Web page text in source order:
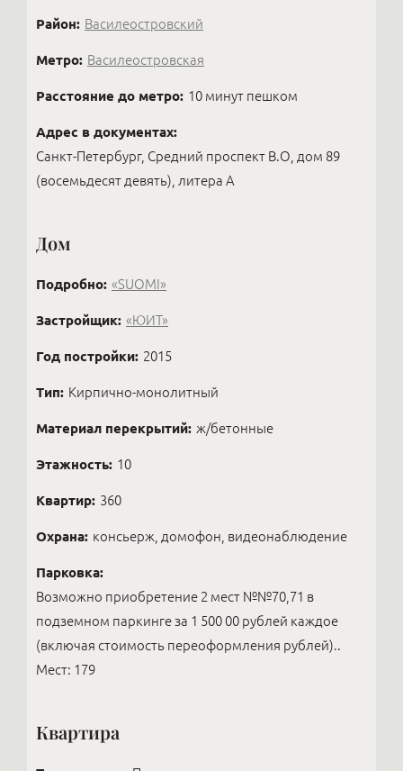
Район: Василеостровский
Метро: Василеостровская
Расстояние до метро: 10 минут пешком
Адрес в документах:
Санкт-Петербург, Средний проспект В.О, дом 89
(восемьдесят девять), литера А
Дом
Подробно: «SUOMI»
Застройщик: «ЮИТ»
Год постройки: 2015
Тип: Кирпично-монолитный
Материал перекрытий: ж/бетонные
Этажность: 10
Квартир: 360
Охрана: консьерж, домофон, видеонаблюдение
Парковка:
Возможно приобретение 2 мест №№70,71 в
подземном паркинге за 1 500 00 рублей каждое
(включая стоимость переоформления рублей)..
Мест: 179
Квартира